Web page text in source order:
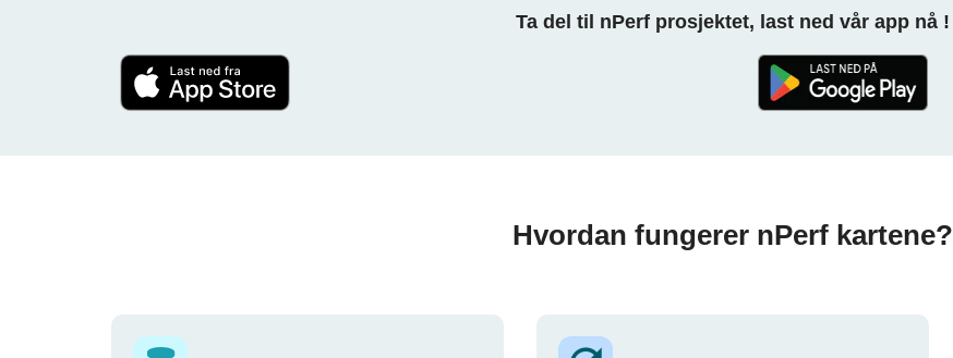
Ta del til nPerf prosjektet, last ned vår app nå !
Hvordan fungerer nPerf kartene?